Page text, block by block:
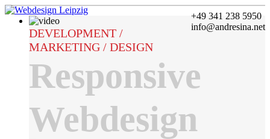
+49 341 238 5950
info@andresina.net
DEVELOPMENT /
MARKETING / DESIGN
Responsive
Webdesign